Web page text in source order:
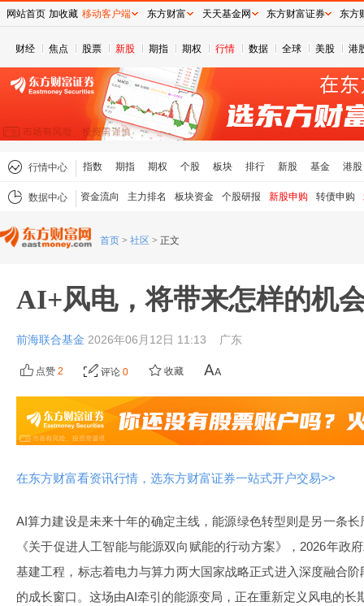
财经 焦点 股票 新股 期指 期权 行情 数据 全球 美股 港
行情中心 指数 期指 期权 个股 板块 排行 新股 基金 港股
数据中心 资金流向 主力排名 板块资金 个股研报 新股申购 转债申购
首页 > 社区 > 正文
AI+风电，将带来怎样的机
前海联合基金 2026年06月12日 11:13 广东
点赞 2 评论 0 收藏
在东方财富看资讯行情，选东方财富证券一站式开户交易>>
AI算力建设是未来十年的确定主线，能源绿色转型则是另一条
《关于促进人工智能与能源双向赋能的行动方案》，2026年政
基建工程，标志着电力与算力两大国家战略正式进入深度融合
的成长窗口。这场由AI牵引的能源变局，正在重新定义风电的长
网站首页 加收藏 移动客户端 东方财富 天天基金网 东方财富证券 东方